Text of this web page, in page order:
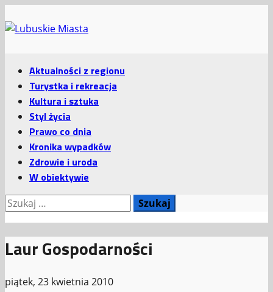
do
Menu
główne
Aktualności z regionu
Turystka i rekreacja
Kultura i sztuka
Styl życia
Prawo co dnia
Kronika wypadków
Zdrowie i uroda
W obiektywie
Szukaj:
Laur Gospodarności
piątek, 23 kwietnia 2010